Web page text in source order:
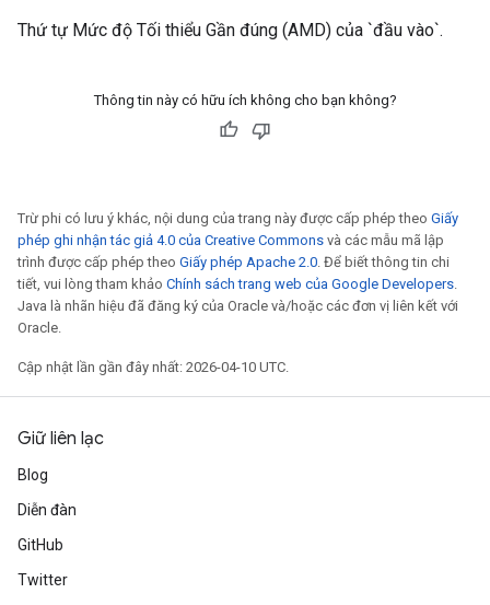
Thứ tự Mức độ Tối thiểu Gần đúng (AMD) của `đầu vào`.
Thông tin này có hữu ích không cho bạn không?
Trừ phi có lưu ý khác, nội dung của trang này được cấp phép theo Giấy
phép ghi nhận tác giả 4.0 của Creative Commons và các mẫu mã lập
trình được cấp phép theo Giấy phép Apache 2.0. Để biết thông tin chi
tiết, vui lòng tham khảo Chính sách trang web của Google Developers.
Java là nhãn hiệu đã đăng ký của Oracle và/hoặc các đơn vị liên kết với
Oracle.
Cập nhật lần gần đây nhất: 2026-04-10 UTC.
Giữ liên lạc
Blog
Diễn đàn
GitHub
Twitter